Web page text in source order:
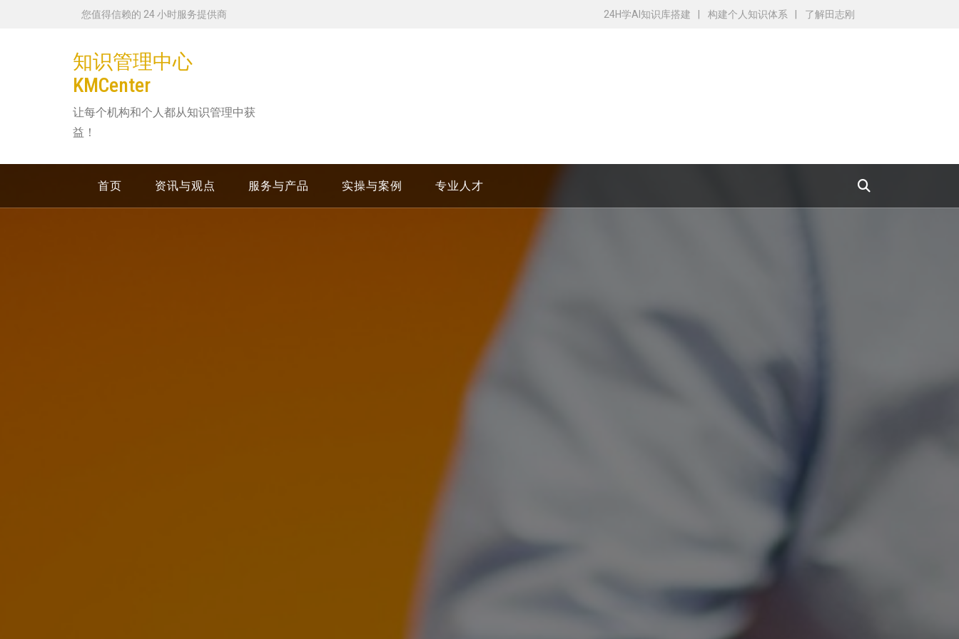
您值得信赖的 24 小时服务提供商 24H学AI知识库搭建 构建个人知识体系 了解田志刚
知识管理中心
KMCenter
让每个机构和个人都从知识管理中获
益！
首页 资讯与观点 服务与产品 实操与案例 专业人才